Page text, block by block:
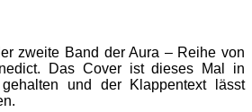
zweite Band der Aura – Reihe von
Das Cover ist dieses Mal in
und der Klappentext lässt